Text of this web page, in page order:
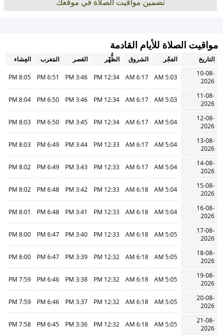
مواقيت الصلاة للأيام القادمة
التاريخ الفجْر الشروق الظُّهْر العَصر المَغرب
العِشاء
10-08-
2026
5:03 AM
6:17 AM
12:34 PM
3:46 PM
6:51 PM
8:05 PM
11-08-
2026
5:03 AM
6:17 AM
12:34 PM
3:46 PM
6:50 PM
8:04 PM
12-08-
2026
5:04 AM
6:17 AM
12:34 PM
3:45 PM
6:50 PM
8:03 PM
13-08-
2026
5:04 AM
6:17 AM
12:33 PM
3:44 PM
6:49 PM
8:03 PM
14-08-
2026
5:04 AM
6:17 AM
12:33 PM
3:43 PM
6:49 PM
8:02 PM
15-08-
2026
5:04 AM
6:18 AM
12:33 PM
3:42 PM
6:48 PM
8:02 PM
16-08-
2026
5:04 AM
6:18 AM
12:33 PM
3:41 PM
6:48 PM
8:01 PM
17-08-
2026
5:05 AM
6:18 AM
12:33 PM
3:40 PM
6:47 PM
8:00 PM
18-08-
2026
5:05 AM
6:18 AM
12:32 PM
3:39 PM
6:47 PM
8:00 PM
19-08-
2026
5:05 AM
6:18 AM
12:32 PM
3:38 PM
6:46 PM
7:59 PM
20-08-
2026
5:05 AM
6:18 AM
12:32 PM
3:37 PM
6:46 PM
7:59 PM
21-08-
2026
5:05 AM
6:18 AM
12:32 PM
3:36 PM
6:45 PM
7:58 PM